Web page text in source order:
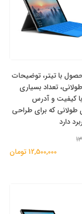
با تیتر، توضیحات
تعداد بسیاری
کیفیت و آدرس
که برای طراحی
دارد
12,500,000 تومان